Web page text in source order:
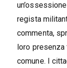
regista
commenta,
loro
comune. I